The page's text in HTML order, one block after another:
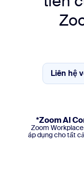
Liên hệ
Liên hệ
*Zoom AI
Zoom
áp dụng cho tất